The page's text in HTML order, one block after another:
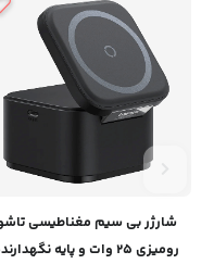
شارژر بی سیم مغناطیسی
رومیزی 25 وات و پایه